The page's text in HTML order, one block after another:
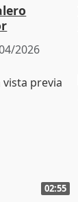
2026
02:55